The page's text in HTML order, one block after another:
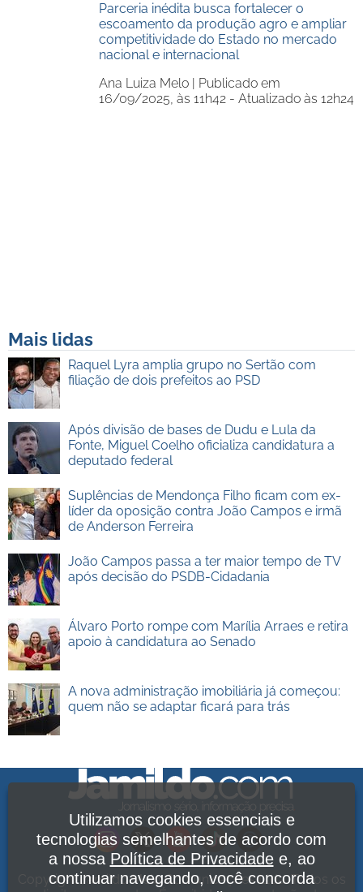
Parceria inédita busca fortalecer o
escoamento da produção agro e ampliar
competitividade do Estado no mercado
nacional e internacional
Ana Luiza Melo | Publicado em
16/09/2025, às 11h42 - Atualizado às 12h24
Mais lidas
Raquel Lyra amplia grupo no Sertão com
filiação de dois prefeitos ao PSD
Após divisão de bases de Dudu e Lula da
Fonte, Miguel Coelho oficializa candidatura a
deputado federal
Suplências de Mendonça Filho ficam com ex-
líder da oposição contra João Campos e irmã
de Anderson Ferreira
João Campos passa a ter maior tempo de TV
após decisão do PSDB-Cidadania
Álvaro Porto rompe com Marília Arraes e retira
apoio à candidatura ao Senado
A nova administração imobiliária já começou:
quem não se adaptar ficará para trás
Copyright Jamildo Melo Comunicações Ltda. Todos os
Utilizamos cookies essenciais e
tecnologias semelhantes de acordo com
a nossa Política de Privacidadee, ao
continuar navegando, você concorda